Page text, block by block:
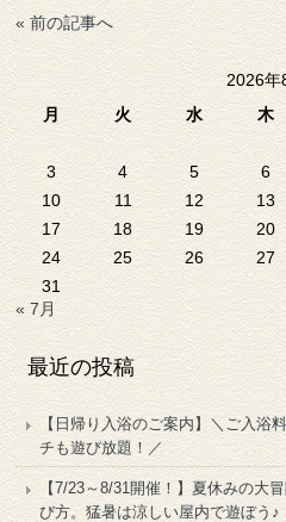
« 前の記事へ
2026年
月
火 水 木
3
4 5 6
10
11 12 13
17
18 19 20
24
25 26 27
31
« 7月
最近の投稿
【日帰り入浴のご案内】＼ご入浴
チも遊び放題！／
【7/23～8/31開催！】夏休みの大
び方。猛暑は涼しい屋内で遊ぼう♪